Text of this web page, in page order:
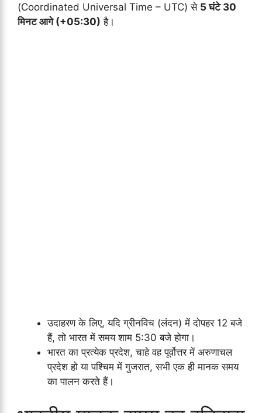
(Coordinated Universal Time – UTC) से 5 घंटे 30
मिनट आगे (+05:30) है।
उदाहरण के लिए, यदि ग्रीनविच (लंदन) में दोपहर 12 बजे
हैं, तो भारत में समय शाम 5:30 बजे होगा।
भारत का प्रत्येक प्रदेश, चाहे वह पूर्वोत्तर में अरुणाचल
प्रदेश हो या पश्चिम में गुजरात, सभी एक ही मानक समय
का पालन करते हैं।